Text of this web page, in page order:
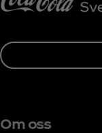
Om oss